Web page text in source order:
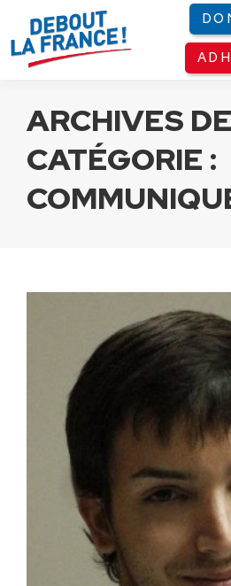
ARCHIVES
CATÉGORIE :
Panneau de gestion des cookies